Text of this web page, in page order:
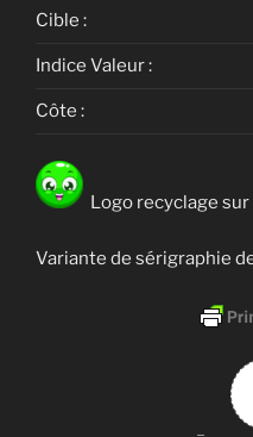
Cible :
Indice Valeur :
Côte :
Logo recyclage
Variante de sérigraphie